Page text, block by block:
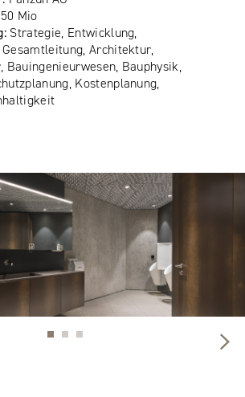
Mio
Strategie, Entwicklung,
Architektur,
Bauingenieurwesen, Bauphysik,
Kostenplanung,